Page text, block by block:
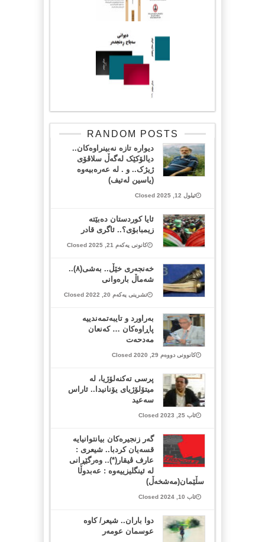
RANDOM POSTS
دیوارە تازە نەبینراوەکان..
‏دیالۆکێک لەگەڵ سلاڤۆی
ژیژک.. ‏و . لە عەرەبیەوە
(یاسین لەتیف)
ئیلول 12, 2025 Closed
ئایا کوردستان دەبێتە
زیمبابۆی؟.. ئاگری قادر
کانونی یەکەم 21, 2025 Closed
خەنجەری خێڵ.. بەشی(٨)..
شەماڵ بارەوانی
تشرینی یەکەم 20, 2022 Closed
بەراورد و تایبەتمەندییە
پاڕاوەکان … کەنعان
مەدحەت
کانوونی دووەم 29, 2020 Closed
پرسی تەکنەلۆژیا، لە
میتۆلۆژیای یۆنانیدا.. ئاراس
سەعید
ئاب 25, 2023 Closed
گەر زنجیرەکان بیانتوانیایە
قسەیان کردبا.. شیعری :
عارف ڤیقار(*).. وەرگێڕانی
لە ئینگلیزییەوە : عەبدوڵا
سڵێمان(مەشخەڵ)
ئاب 10, 2024 Closed
دوا باران.. شیعر/ کاوە
عوسمان عومەر